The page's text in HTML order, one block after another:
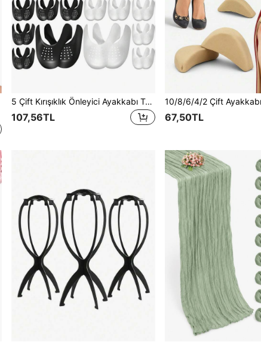
5 Çift Kırışıklık Önleyici Ayakkabı Tabanlığı, Çoğu Spor Ayakkabıya Uygun, Erkek Beden 7.5-12 / Kadın Beden 5-8.5, Ayakkabı, İlkbahar Yaz Seçenekleri, Nedime Hediyeleri, Oda, Yatak Odası Dekorasyonu, Plaj, Seyahat, Erkekler İçin, Kadınlar İçin, Tatil, Sevimli Eşyalar, Anneler Günü Hediyesi, Yatak Odası Dekorasyonu, Bahçe, Mutfak Dekorasyonu, Yaz, Plaj, Seyahat Gereçleri, Oda Dekorasyonu, Yumuşak Oyuncak, Mezuniyet, Ayakkabı Rafı, Saklama Alanı, Dış Mekan, Bahçe, Seyahat Gereçleri, Taşınabilir, Plaj Gereçleri, Mezuniyet Sezonu, Mezuniyet Töreni, Mezuniyet Hediyesi, Mezuniyet Armağanı, Mezuniyet Hediyesi, Mezuniyet Armağanı, Tebrikler Mezun, Mezuniyet Partisi
107,56TL 67,50TL